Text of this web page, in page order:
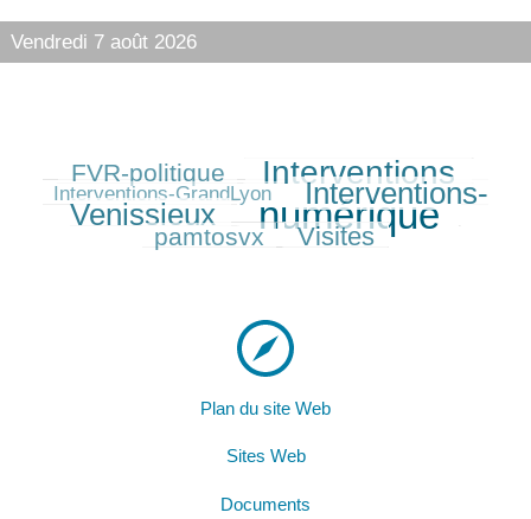
Vendredi 7 août 2026
233/584FVR-politique
457/584 Interventions
82/584
Interventions-GrandLyon
387/584 Interventions-
Venissieux
584/584 numérique
210/584
pamtosvx Visites
Plan du site Web
Sites Web
Documents